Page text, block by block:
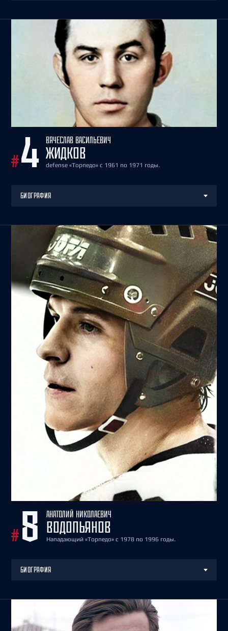
#4 ВЯЧЕСЛАВ ВАСИЛЬЕВИЧ
ЖИДКОВ
defense «Торпедо» с 1961 по 1971 годы.
БИОГРАФИЯ
#8 АНАТОЛИЙ НИКОЛАЕВИЧ
ВОДОПЬЯНОВ
Нападающий «Торпедо» с 1978 по 1996 годы.
БИОГРАФИЯ